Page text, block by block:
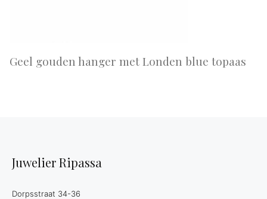
Geel gouden hanger met Londen blue topaas
Juwelier Ripassa
Dorpsstraat 34-36